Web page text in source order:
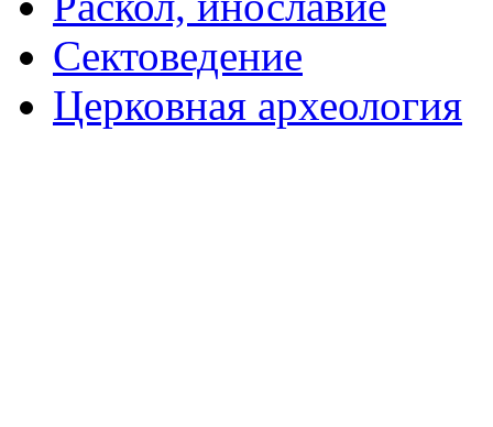
Сектоведение
Церковная археология